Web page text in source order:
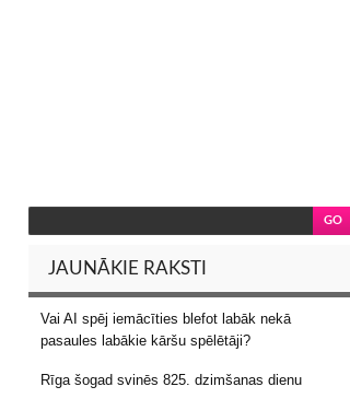
JAUNĀKIE RAKSTI
Vai AI spēj iemācīties blefot labāk nekā
pasaules labākie kāršu spēlētāji?
Rīga šogad svinēs 825. dzimšanas dienu